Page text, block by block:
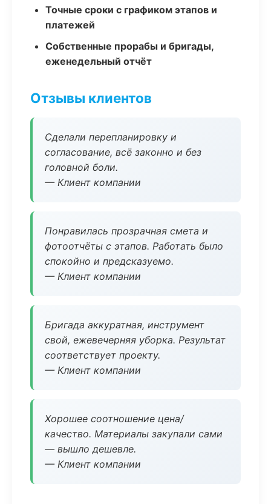
Точные сроки с графиком этапов и
платежей
Собственные прорабы и бригады,
еженедельный отчёт
Отзывы клиентов
Сделали перепланировку и
согласование, всё законно и без
головной боли.
— Клиент компании
Понравилась прозрачная смета и
фотоотчёты с этапов. Работать было
спокойно и предсказуемо.
— Клиент компании
Бригада аккуратная, инструмент
свой, ежевечерняя уборка. Результат
соответствует проекту.
— Клиент компании
Хорошее соотношение цена/
качество. Материалы закупали сами
— вышло дешевле.
— Клиент компании